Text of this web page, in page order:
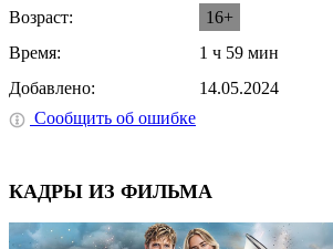
Возраст:
16+
Время:
1 ч 59 мин
Добавлено:
14.05.2024
Сообщить об ошибке
КАДРЫ ИЗ ФИЛЬМА